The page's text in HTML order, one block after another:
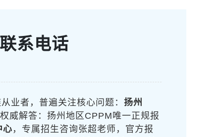
系电话
业者，普遍关注核心问题： 扬州
威解答：扬州地区CPPM唯一正规报
心 ，专属招生咨询张超老师，官方报